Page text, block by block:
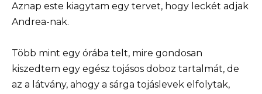
Aznap este kiagytam egy tervet, hogy leckét adjak
Andrea-nak.
Több mint egy órába telt, mire gondosan
kiszedtem egy egész tojásos doboz tartalmát, de
az a látvány, ahogy a sárga tojáslevek elfolytak,